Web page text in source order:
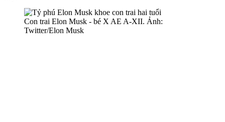
Con trai Elon Musk - bé X AE A-XII. Ảnh:
Twitter/Elon Musk